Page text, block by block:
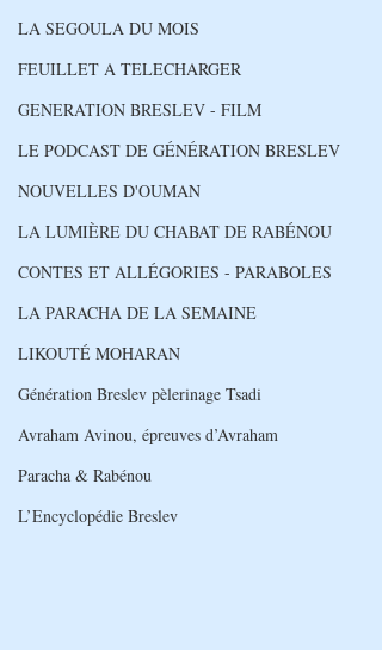
LA SEGOULA DU MOIS
FEUILLET A TELECHARGER
GENERATION BRESLEV - FILM
LE PODCAST DE GÉNÉRATION BRESLEV
NOUVELLES D'OUMAN
LA LUMIÈRE DU CHABAT DE RABÉNOU
CONTES ET ALLÉGORIES - PARABOLES
LA PARACHA DE LA SEMAINE
LIKOUTÉ MOHARAN
Génération Breslev pèlerinage Tsadi
Avraham Avinou, épreuves d’Avraham
Paracha & Rabénou
L’Encyclopédie Breslev